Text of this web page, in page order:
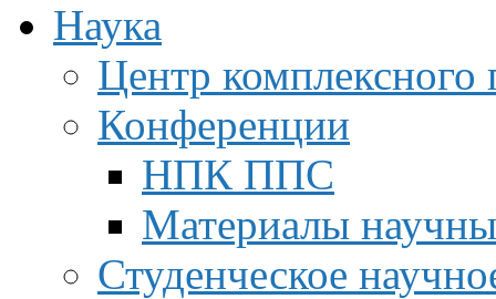
Наука
Центр
Конференции
НПК ППС
Материалы
Студенческое